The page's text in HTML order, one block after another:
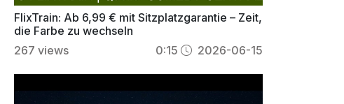
FlixTrain: Ab 6,99 € mit Sitzplatzgarantie – Zeit,
die Farbe zu wechseln
267 views 0:15 2026-06-15